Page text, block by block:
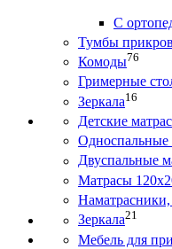
С
Тумбы
Комоды76
Гримерные
Зеркала16
Детские
Односпальные
Двуспальные
Матрасы
Зеркала21
Мебель для